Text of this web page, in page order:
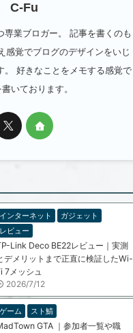
C-Fu
専業ブロガー。 記事を書くのも
感覚でブログのデザインをいじ
。 好きなことをメモする感覚で
いております。
インターネット
ガジェット
レビュー
Link Deco BE22レビュー｜実測
デメリットまで正直に検証したWi-
7メッシュ
2026/7/12
ゲーム スト鯖
GTA ｜参加者一覧や職